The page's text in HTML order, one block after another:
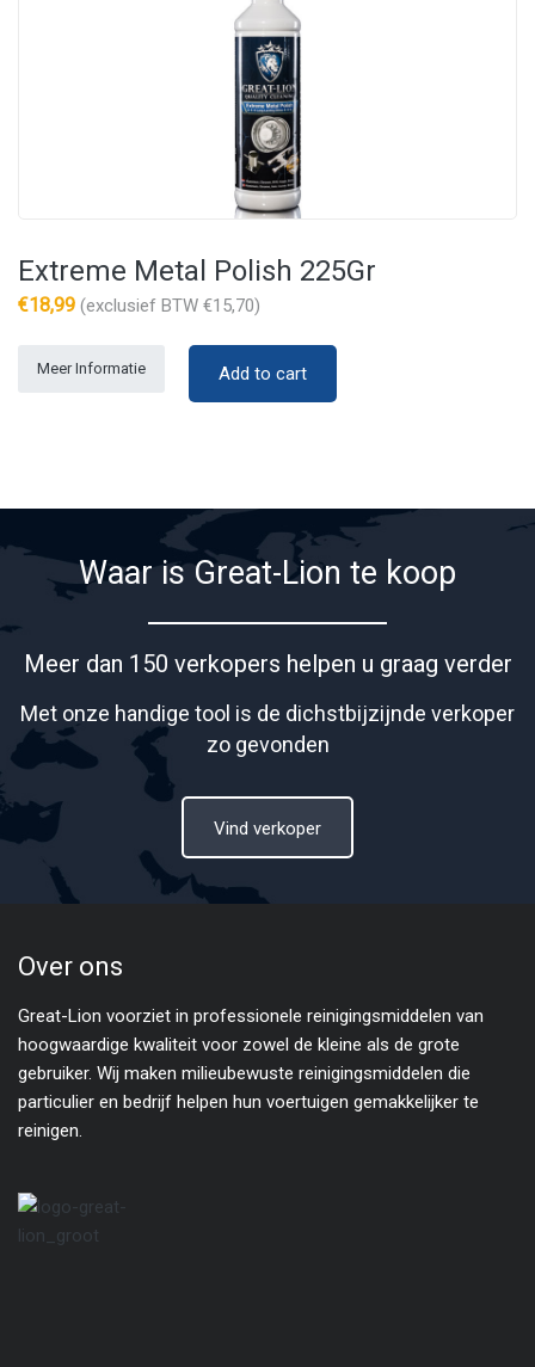
Extreme Metal Polish 225Gr
€18,99 (exclusief BTW €15,70)
Add to cart
Meer Informatie
Waar is Great-Lion te koop
Meer dan 150 verkopers helpen u graag verder
Met onze handige tool is de dichstbijzijnde verkoper
zo gevonden
Vind verkoper
Over ons
Great-Lion voorziet in professionele reinigingsmiddelen van
hoogwaardige kwaliteit voor zowel de kleine als de grote
gebruiker. Wij maken milieubewuste reinigingsmiddelen die
particulier en bedrijf helpen hun voertuigen gemakkelijker te
reinigen.